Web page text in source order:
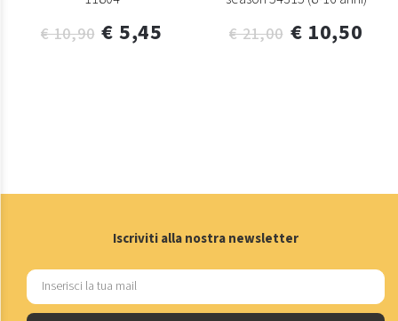
€ 10,90 € 5,45 € 21,00 € 10,50
Iscriviti alla nostra newsletter